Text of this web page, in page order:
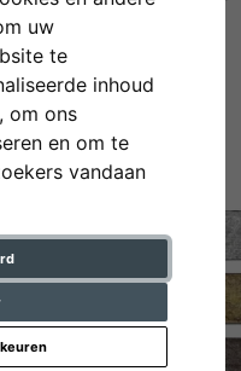
uw
te
inhoud
om ons
en om te
vandaan